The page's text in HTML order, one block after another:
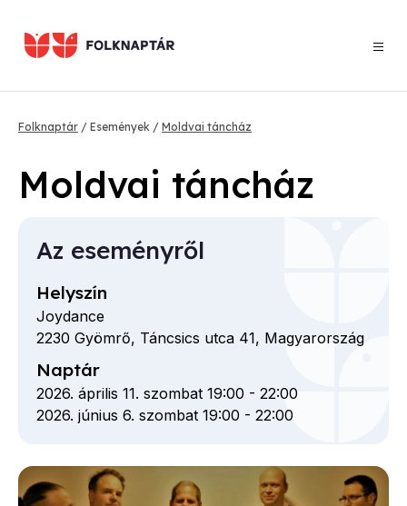
tartalomra
Morzsa
Folknaptár Események Moldvai táncház
Moldvai táncház
Az eseményről
Helyszín
Joydance
2230 Gyömrő, Táncsics utca 41, Magyarország
Naptár
2026. április 11. szombat 19:00 - 22:00
2026. június 6. szombat 19:00 - 22:00